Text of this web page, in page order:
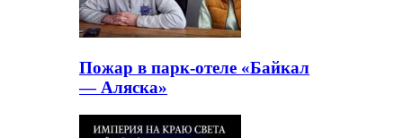
Пожар в парк-отеле «Байкал
— Аляска»